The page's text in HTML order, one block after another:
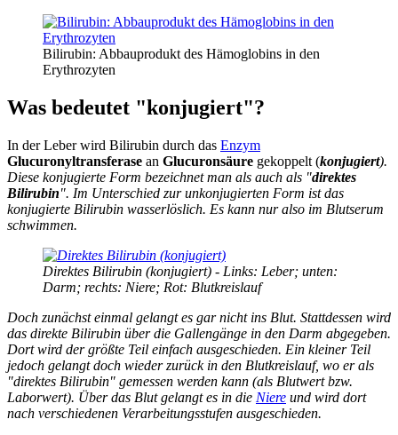
Bilirubin: Abbauprodukt des Hämoglobins in den
Erythrozyten
Was bedeutet "konjugiert"?
In der Leber wird Bilirubin durch das Enzym
Glucuronyltransferase an Glucuronsäure gekoppelt (konjugiert).
Diese konjugierte Form bezeichnet man als auch als "direktes
Bilirubin". Im Unterschied zur unkonjugierten Form ist das
konjugierte Bilirubin wasserlöslich. Es kann nur also im Blutserum
schwimmen.
Direktes Bilirubin (konjugiert) - Links: Leber; unten:
Darm; rechts: Niere; Rot: Blutkreislauf
Doch zunächst einmal gelangt es gar nicht ins Blut. Stattdessen wird
das direkte Bilirubin über die Gallengänge in den Darm abgegeben.
Dort wird der größte Teil einfach ausgeschieden. Ein kleiner Teil
jedoch gelangt doch wieder zurück in den Blutkreislauf, wo er als
"direktes Bilirubin" gemessen werden kann (als Blutwert bzw.
Laborwert). Über das Blut gelangt es in die Niere und wird dort
nach verschiedenen Verarbeitungsstufen ausgeschieden.